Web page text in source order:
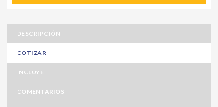
DESCRIPCIÓN
COTIZAR
INCLUYE
COMENTARIOS